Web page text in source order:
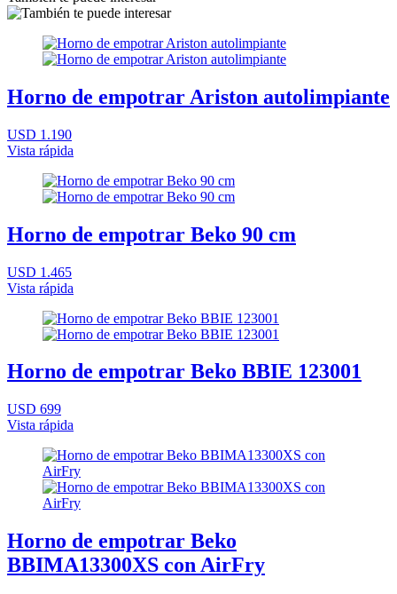
Horno de empotrar Ariston autolimpiante
USD 1.190
Vista rápida
Horno de empotrar Beko 90 cm
USD 1.465
Vista rápida
Horno de empotrar Beko BBIE 123001
USD 699
Vista rápida
Horno de empotrar Beko
BBIMA13300XS con AirFry